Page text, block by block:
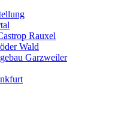
Rauxel
Wald
Garzweiler